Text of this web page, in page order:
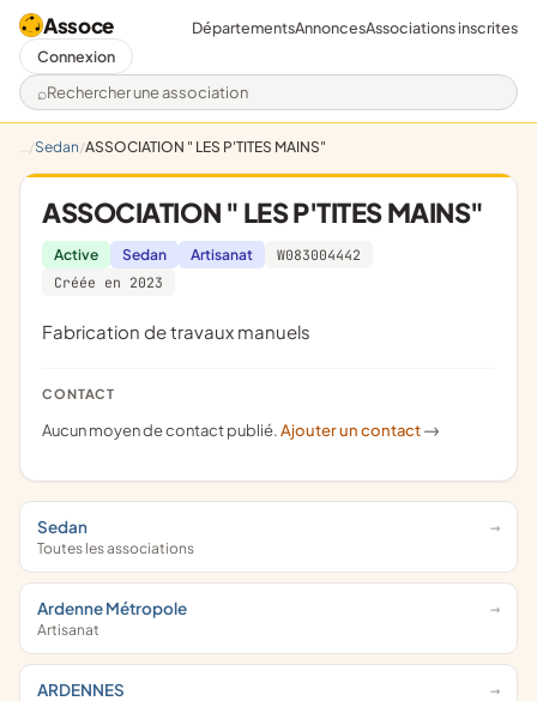
Assoce
Rechercher une association
DépartementsAnnoncesAssociations inscrites
Connexion
Sedan ASSOCIATION " LES P'TITES MAINS"
ASSOCIATION " LES P'TITES MAINS"
Active Sedan Artisanat
W083004442
Créée en 2023
fabrication de travaux manuels
CONTACT
Aucun moyen de contact publié.Ajouter un contact ->
Sedan
Toutes les associations
Ardenne Métropole
Artisanat
ARDENNES